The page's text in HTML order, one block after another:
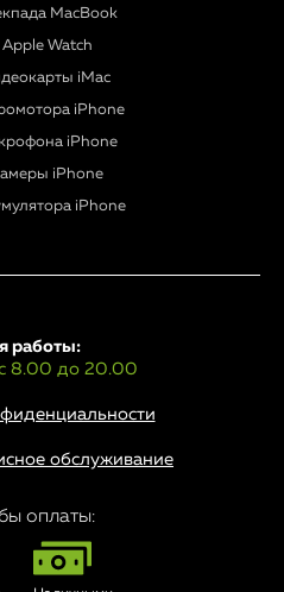
MacBook
Watch
iMac
iPhone
iPhone
iPhone
iPhone
работы:
8.00 до 20.00
обслуживание
оплаты: